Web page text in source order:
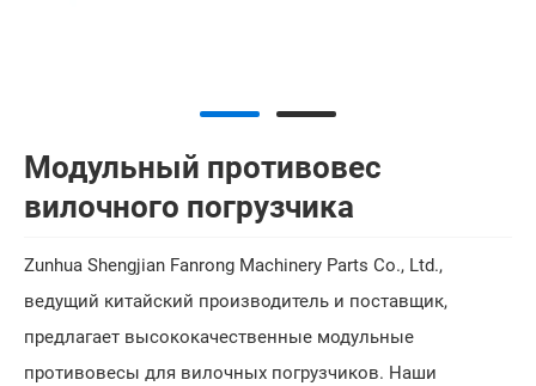
Модульный противовес
вилочного погрузчика
Zunhua Shengjian Fanrong Machinery Parts Co., Ltd.,
ведущий китайский производитель и поставщик,
предлагает высококачественные модульные
противовесы для вилочных погрузчиков. Наши